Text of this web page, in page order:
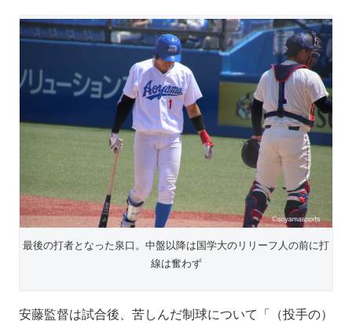
最後の打者となった泉口。中盤以降は国学大のリリーフ人の前に打
線は奮わず
安藤監督は試合後、苦しんだ制球について「（投手の）